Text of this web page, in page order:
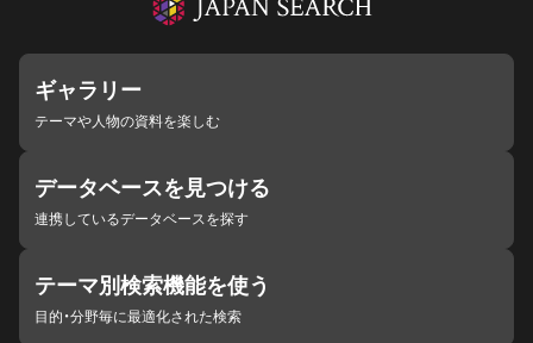
ギャラリー
テーマや人物の資料を楽しむ
データベースを見つける
連携しているデータベースを探す
テーマ別検索機能を使う
目的・分野毎に最適化された検索